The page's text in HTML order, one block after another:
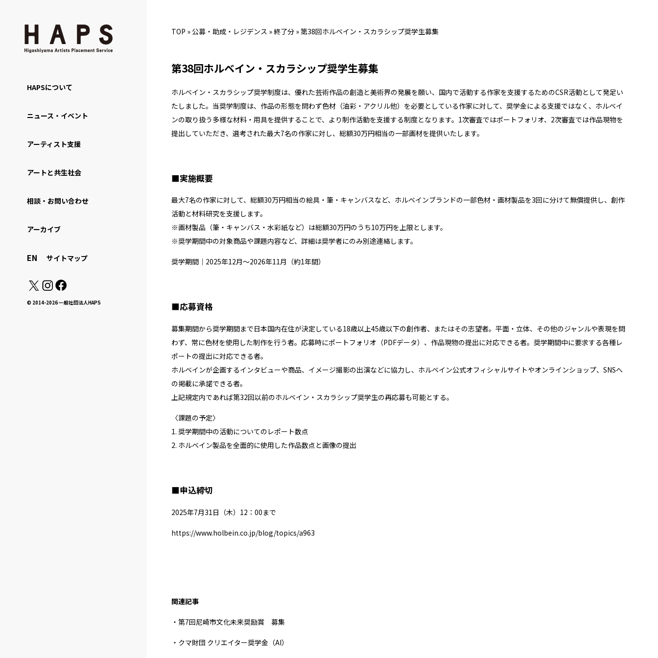
HAPSについて
ニュース・イベント
アーティスト支援
アートと共生社会
相談・お問い合わせ
アーカイブ
EN サイトマップ
© 2014-2026 一般社団法人HAPS
TOP » 公募・助成・レジデンス »終了分 »第38回ホルベイン・スカラシップ奨学生募集
第38回ホルベイン・スカラシップ奨学生募集
ホルベイン・スカラシップ奨学制度は、優れた芸術作品の創造と美術界の発展を願い、国内で活動する作家を支援するためのCSR活動として発足い
たしました。当奨学制度は、作品の形態を問わず色材（油彩・アクリル他）を必要としている作家に対して、奨学金による支援ではなく、ホルベイ
ンの取り扱う多様な材料・用具を提供することで、より制作活動を支援する制度となります。1次審査ではポートフォリオ、2次審査では作品現物を
提出していただき、選考された最大7名の作家に対し、総額30万円相当の一部画材を提供いたします。
■実施概要
最大7名の作家に対して、総額30万円相当の絵具・筆・キャンバスなど、ホルベインブランドの一部色材・画材製品を3回に分けて無償提供し、創作
活動と材料研究を支援します。
※画材製品（筆・キャンバス・水彩紙など）は総額30万円のうち10万円を上限とします。
※奨学期間中の対象商品や課題内容など、詳細は奨学者にのみ別途連絡します。
奨学期間｜2025年12月～2026年11月（約1年間）
■応募資格
募集期間から奨学期間まで日本国内在住が決定している18歳以上45歳以下の創作者、またはその志望者。平面・立体、その他のジャンルや表現を問
わず、常に色材を使用した制作を行う者。応募時にポートフォリオ（PDFデータ）、作品現物の提出に対応できる者。奨学期間中に要求する各種レ
ポートの提出に対応できる者。
ホルベインが企画するインタビューや商品、イメージ撮影の出演などに協力し、ホルベイン公式オフィシャルサイトやオンラインショップ、SNSへ
の掲載に承諾できる者。
上記規定内であれば第32回以前のホルベイン・スカラシップ奨学生の再応募も可能とする。
〈課題の予定〉
1. 奨学期間中の活動についてのレポート数点
2. ホルベイン製品を全面的に使用した作品数点と画像の提出
■申込締切
2025年7月31日（木）12：00まで
https://www.holbein.co.jp/blog/topics/a963
関連記事
・第7回尼崎市文化未来奨励賞 募集
・クマ財団 クリエイター奨学金（AI）